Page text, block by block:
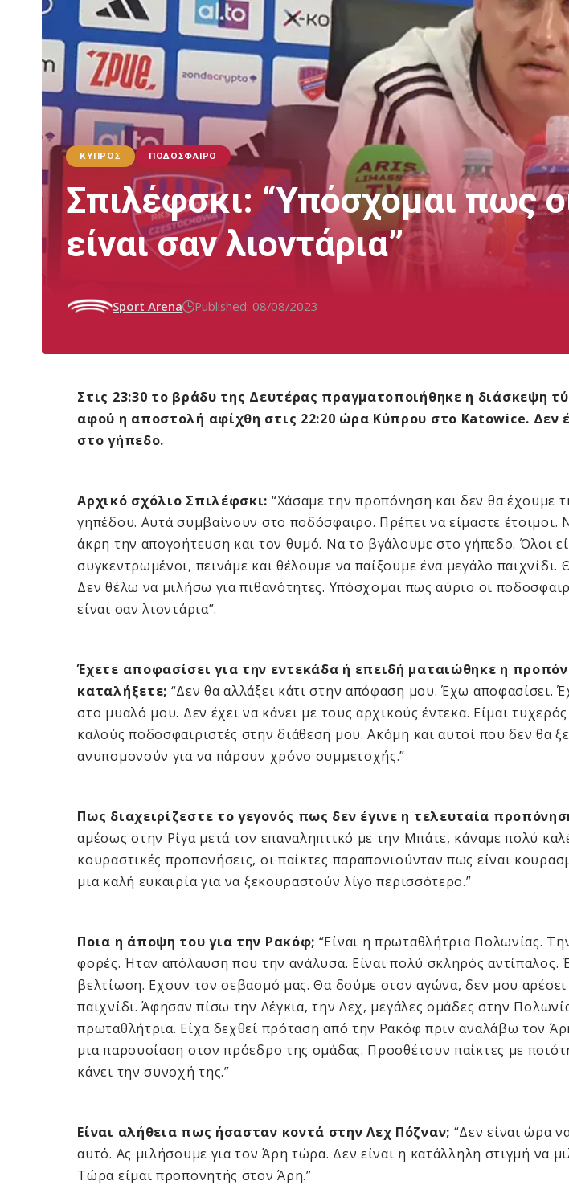
ΚΎΠΡΟΣ ΠΟΔΌΣΦΑΙΡΟ
Σπιλέφσκι: “Υπόσχομαι πως
είναι σαν λιοντάρια”
Sport Arena Published: 08/08/2023
Στις 23:30 το βράδυ της Δευτέρας πραγματοποιήθηκε η διάσκεψη
αφού η αποστολή αφίχθη στις 22:20 ώρα Κύπρου στο Κatowice. Δεν
στο γήπεδο.
Αρχικό σχόλιο Σπιλέφσκι: “Χάσαμε την προπόνηση και δεν θα έχουμε
γηπέδου. Αυτά συμβαίνουν στο ποδόσφαιρο. Πρέπει να είμαστε έτοιμοι.
άκρη την απογοήτευση και τον θυμό. Να το βγάλουμε στο γήπεδο. Όλοι
συγκεντρωμένοι, πεινάμε και θέλουμε να παίξουμε ένα μεγάλο παιχνίδι.
Δεν θέλω να μιλήσω για πιθανότητες. Yπόσχομαι πως αύριο οι
είναι σαν λιοντάρια”.
Έχετε αποφασίσει για την εντεκάδα ή επειδή ματαιώθηκε η
καταλήξετε; “Δεν θα αλλάξει κάτι στην απόφαση μου. Έχω αποφασίσει.
στο μυαλό μου. Δεν έχει να κάνει με τους αρχικούς έντεκα. Είμαι
καλούς ποδοσφαιριστές στην διάθεση μου. Ακόμη και αυτοί που δεν θα
ανυπομονούν για να πάρουν χρόνο συμμετοχής.”
Πως διαχειρίζεστε το γεγονός πως δεν έγινε η τελευταία
αμέσως στην Ρίγα μετά τον επαναληπτικό με την Μπάτε, κάναμε πολύ
κουραστικές προπονήσεις, οι παίκτες παραπονιούνταν πως είναι
μια καλή ευκαιρία για να ξεκουραστούν λίγο περισσότερο.”
Ποια η άποψη του για την Ρακόφ; “Είναι η πρωταθλήτρια Πολωνίας.
φορές. Ήταν απόλαυση που την ανάλυσα. Είναι πολύ σκληρός αντίπαλος.
βελτίωση. Εχουν τον σεβασμό μας. Θα δούμε στον αγώνα, δεν μου αρέσει
παιχνίδι. Άφησαν πίσω την Λέγκια, την Λεχ, μεγάλες ομάδες στην
πρωταθλήτρια. Είχα δεχθεί πρόταση από την Ρακόφ πριν αναλάβω τον
μια παρουσίαση στον πρόεδρο της ομάδας. Προσθέτουν παίκτες με
κάνει την συνοχή της.”
Είναι αλήθεια πως ήσασταν κοντά στην Λεχ Πόζναν; “Δεν είναι ώρα
αυτό. Ας μιλήσουμε για τον Άρη τώρα. Δεν είναι η κατάλληλη στιγμή να
Τώρα είμαι προπονητής στον Άρη.”